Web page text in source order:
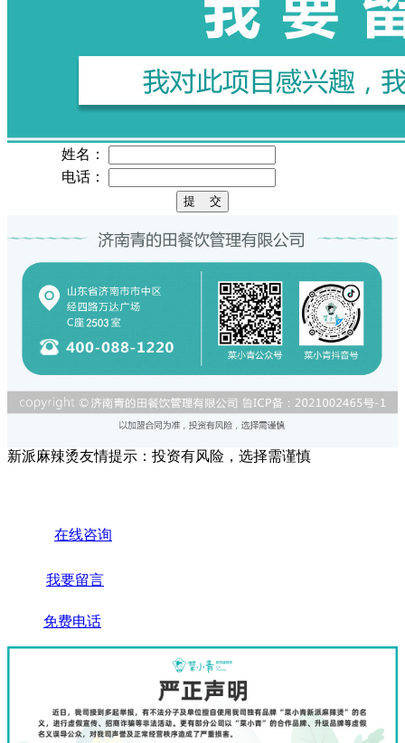
姓名：
电话：
提 交
新派麻辣烫友情提示：投资有风险，选择需谨慎
在线咨询
我要留言
免费电话